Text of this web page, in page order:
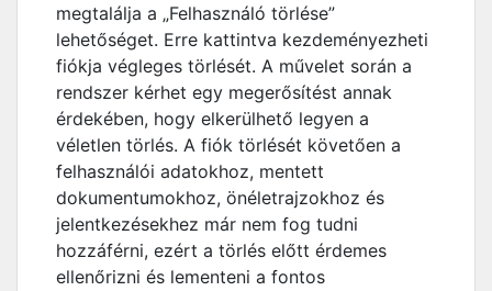
megtalálja a „Felhasználó törlése”
lehetőséget. Erre kattintva kezdeményezheti
fiókja végleges törlését. A művelet során a
rendszer kérhet egy megerősítést annak
érdekében, hogy elkerülhető legyen a
véletlen törlés. A fiók törlését követően a
felhasználói adatokhoz, mentett
dokumentumokhoz, önéletrajzokhoz és
jelentkezésekhez már nem fog tudni
hozzáférni, ezért a törlés előtt érdemes
ellenőrizni és lementeni a fontos